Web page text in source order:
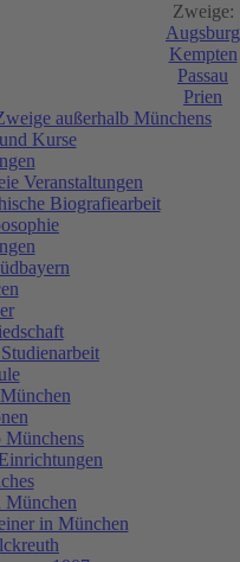
Zweige:
Augsburg
Kempten
Passau
Prien
außerhalb Münchens
Kurse
Veranstaltungen
Biografiearbeit
Münchens
München
in München